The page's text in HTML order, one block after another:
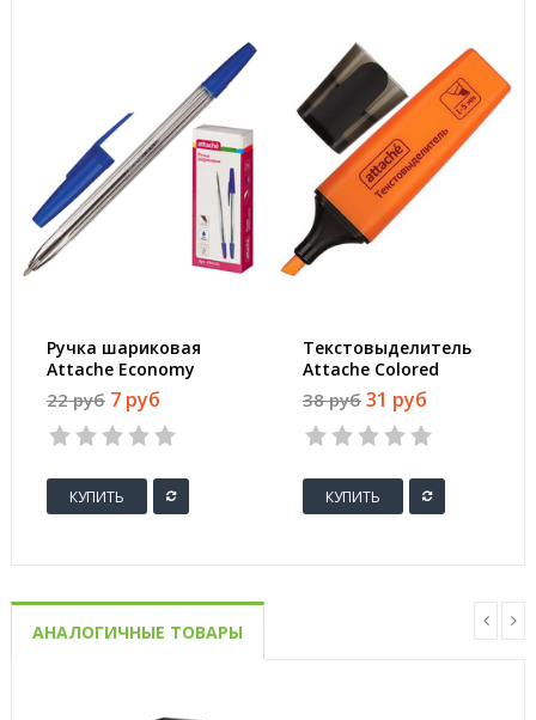
Ручка шариковая
Attache Economy
Elementary синяя
(толщина линии 0.5
мм)
22 руб 7 руб
КУПИТЬ
Текстовыделитель
Attache Colored
оранжевый
(толщина линии 1-5
мм)
38 руб 31 руб
КУПИТЬ
АНАЛОГИЧНЫЕ ТОВАРЫ